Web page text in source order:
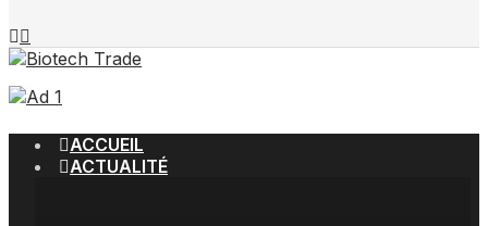
ACCUEIL
ACTUALITÉ